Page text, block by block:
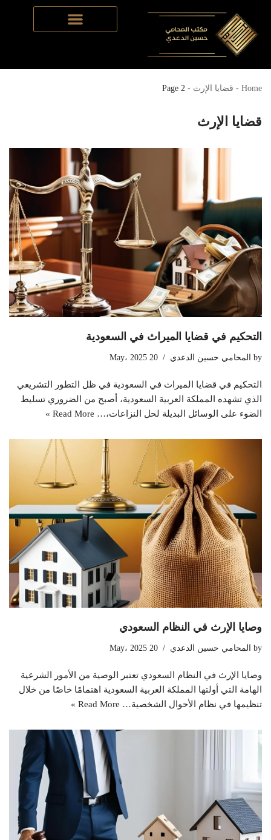
Skip
Home
- قضايا الإرث -
Page 2
قضايا الإرث
التحكيم في قضايا الميراث في السعودية
by المحامي حسين الدعدي 20 May، 2025
التحكيم في قضايا الميراث في السعودية في ظل التطور التشريعي
الذي تشهده المملكة العربية السعودية، أصبح من الضروري تسليط
الضوء على الوسائل البديلة لحل النزاعات،… Read More »
وصايا الإرث في النظام السعودي
by المحامي حسين الدعدي 20 May، 2025
وصايا الإرث في النظام السعودي تعتبر الوصية من الأمور الشرعية
الهامة التي أولتها المملكة العربية السعودية اهتمامًا خاصًا من خلال
تنظيمها في نظام الأحوال الشخصية… Read More »